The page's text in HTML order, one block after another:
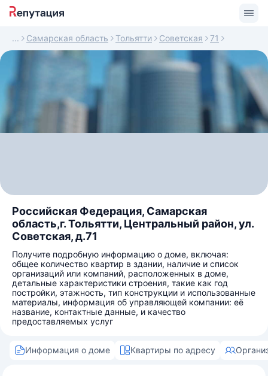
Самарская область Тольятти Советская 71
Российская Федерация, Самарская
область,г. Тольятти, Центральный район, ул.
Советская, д.71
Получите подробную информацию о доме, включая:
общее количество квартир в здании, наличие и список
организаций или компаний, расположенных в доме,
детальные характеристики строения, такие как год
постройки, этажность, тип конструкции и использованные
материалы, информация об управляющей компании: её
название, контактные данные, и качество
предоставляемых услуг
Информация о доме Квартиры по адресу